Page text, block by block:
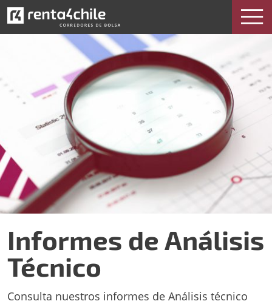
Informes de Análisis Técnico
Informes de Análisis
Técnico
Consulta nuestros informes de Análisis técnico